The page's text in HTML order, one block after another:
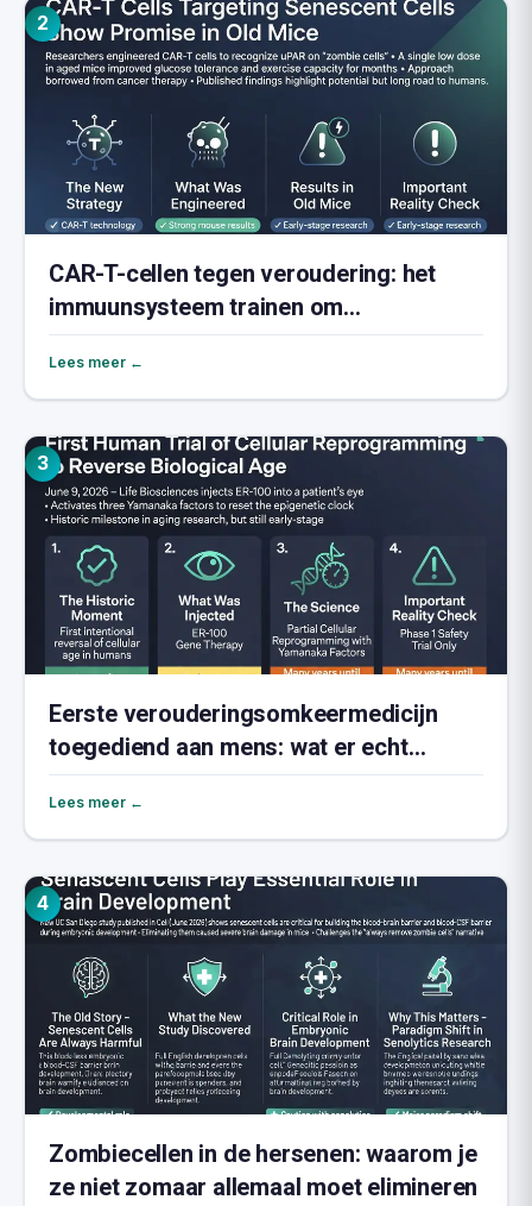
2
CAR-T-cellen tegen veroudering: het
immuunsysteem trainen om
zombiecellen te elimineren
Lees meer ←
3
Eerste verouderingsomkeermedicijn
toegediend aan mens: wat er echt
gebeurde
Lees meer ←
4
Zombiecellen in de hersenen: waarom je
ze niet zomaar allemaal moet elimineren